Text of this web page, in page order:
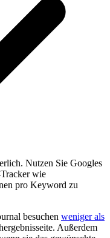
Nutzen Sie Googles
wie
pro Keyword zu
besuchen weniger als
Außerdem